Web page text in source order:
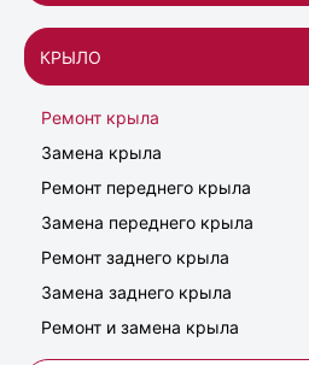
КРЫЛО
Ремонт крыла
Замена крыла
Ремонт переднего крыла
Замена переднего крыла
Ремонт заднего крыла
Замена заднего крыла
Ремонт и замена крыла